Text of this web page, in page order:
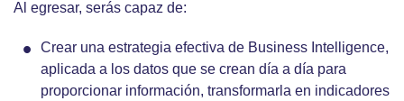
Al egresar, serás capaz de:
Crear una estrategia efectiva de Business Intelligence,
aplicada a los datos que se crean día a día para
proporcionar información, transformarla en indicadores